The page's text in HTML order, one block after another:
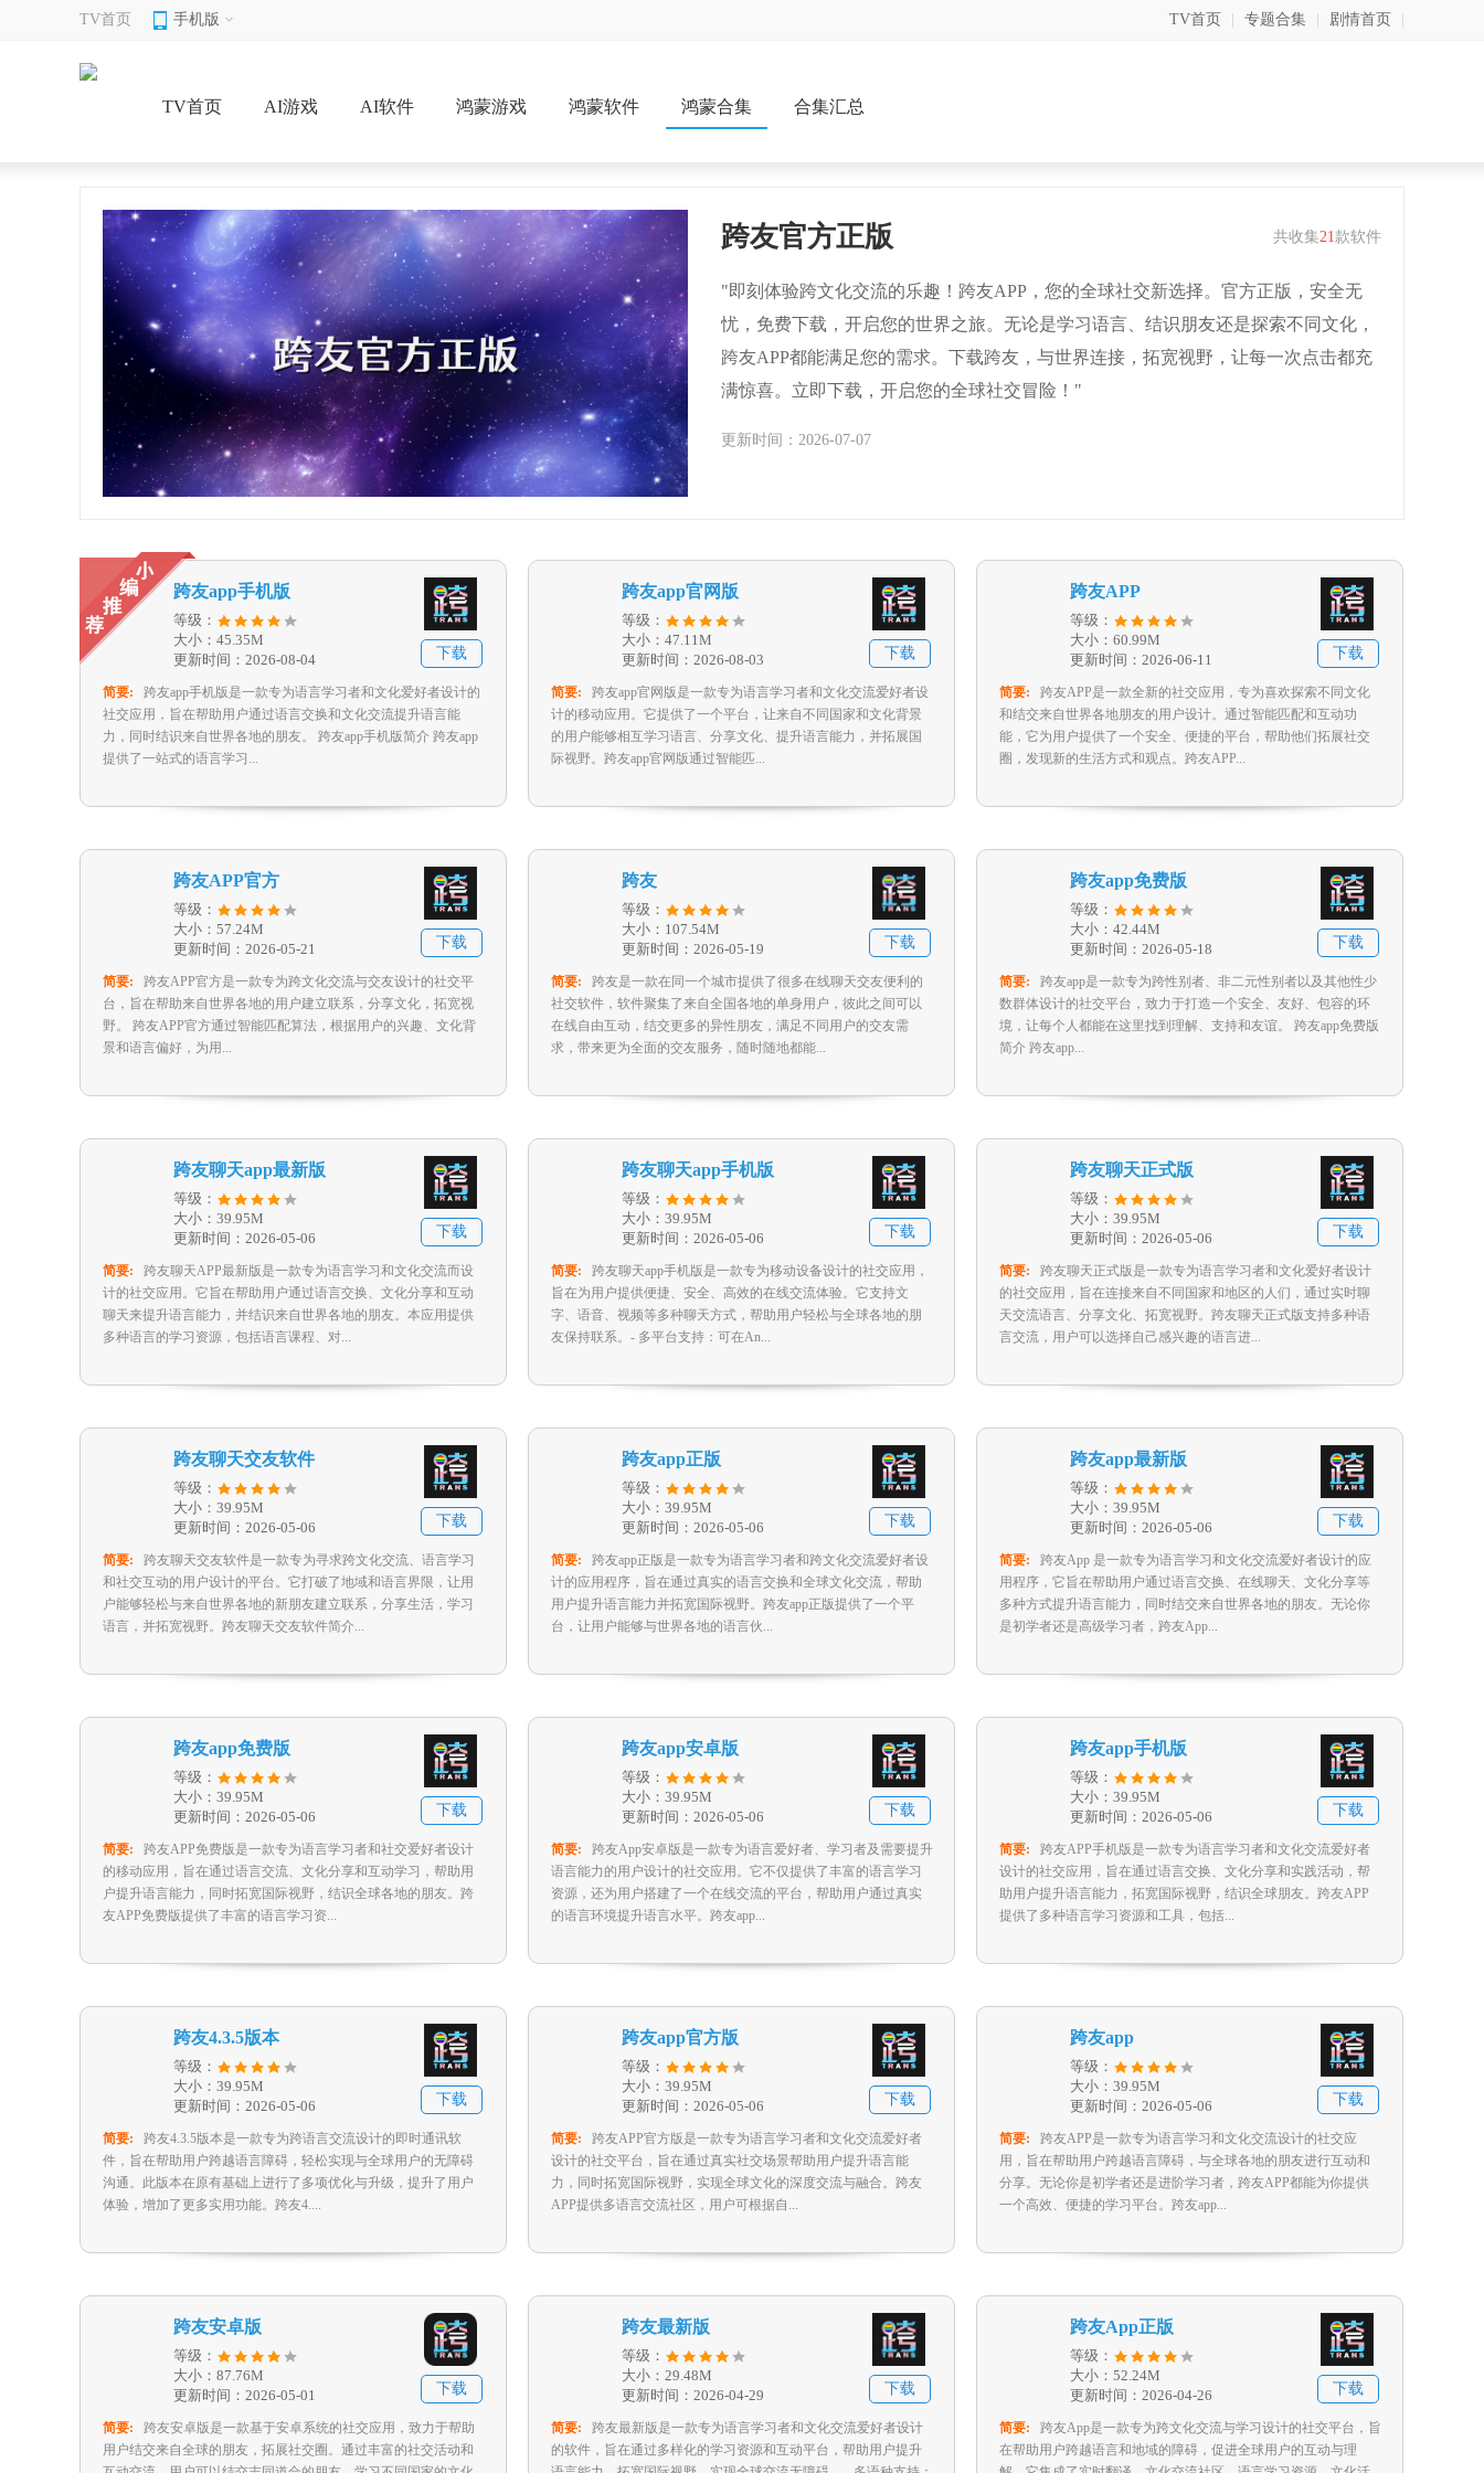
TV首页 手机版 TV首页 专题合集 剧情首页
TV首页 AI游戏 AI软件 鸿蒙游戏 鸿蒙软件 鸿蒙合集 合集汇总
共收集21款软件
跨友官方正版
"即刻体验跨文化交流的乐趣！跨友APP，您的全球社交新选择。官方正版，安全无
忧，免费下载，开启您的世界之旅。无论是学习语言、结识朋友还是探索不同文化，
跨友APP都能满足您的需求。下载跨友，与世界连接，拓宽视野，让每一次点击都充
满惊喜。立即下载，开启您的全球社交冒险！"
更新时间：2026-07-07
跨友app手机版
等级：
大小：45.35M
更新时间：2026-08-04
下载
简要:
跨友app手机版是一款专为语言学习者和文化爱好者设计的
社交应用，旨在帮助用户通过语言交换和文化交流提升语言能
力，同时结识来自世界各地的朋友。 跨友app手机版简介 跨友app
提供了一站式的语言学习...
跨友app官网版
等级：
大小：47.11M
更新时间：2026-08-03
下载
简要:
跨友app官网版是一款专为语言学习者和文化交流爱好者设
计的移动应用。它提供了一个平台，让来自不同国家和文化背景
的用户能够相互学习语言、分享文化、提升语言能力，并拓展国
际视野。跨友app官网版通过智能匹...
跨友APP
等级：
大小：60.99M
更新时间：2026-06-11
下载
简要:
跨友APP是一款全新的社交应用，专为喜欢探索不同文化
和结交来自世界各地朋友的用户设计。通过智能匹配和互动功
能，它为用户提供了一个安全、便捷的平台，帮助他们拓展社交
圈，发现新的生活方式和观点。跨友APP...
跨友APP官方
等级：
大小：57.24M
更新时间：2026-05-21
下载
简要:
跨友APP官方是一款专为跨文化交流与交友设计的社交平
台，旨在帮助来自世界各地的用户建立联系，分享文化，拓宽视
野。 跨友APP官方通过智能匹配算法，根据用户的兴趣、文化背
景和语言偏好，为用...
跨友
等级：
大小：107.54M
更新时间：2026-05-19
下载
简要:
跨友是一款在同一个城市提供了很多在线聊天交友便利的
社交软件，软件聚集了来自全国各地的单身用户，彼此之间可以
在线自由互动，结交更多的异性朋友，满足不同用户的交友需
求，带来更为全面的交友服务，随时随地都能...
跨友app免费版
等级：
大小：42.44M
更新时间：2026-05-18
下载
简要:
跨友app是一款专为跨性别者、非二元性别者以及其他性少
数群体设计的社交平台，致力于打造一个安全、友好、包容的环
境，让每个人都能在这里找到理解、支持和友谊。 跨友app免费版
简介 跨友app...
跨友聊天app最新版
等级：
大小：39.95M
更新时间：2026-05-06
下载
简要:
跨友聊天APP最新版是一款专为语言学习和文化交流而设
计的社交应用。它旨在帮助用户通过语言交换、文化分享和互动
聊天来提升语言能力，并结识来自世界各地的朋友。本应用提供
多种语言的学习资源，包括语言课程、对...
跨友聊天app手机版
等级：
大小：39.95M
更新时间：2026-05-06
下载
简要:
跨友聊天app手机版是一款专为移动设备设计的社交应用，
旨在为用户提供便捷、安全、高效的在线交流体验。它支持文
字、语音、视频等多种聊天方式，帮助用户轻松与全球各地的朋
友保持联系。- 多平台支持：可在An...
跨友聊天正式版
等级：
大小：39.95M
更新时间：2026-05-06
下载
简要:
跨友聊天正式版是一款专为语言学习者和文化爱好者设计
的社交应用，旨在连接来自不同国家和地区的人们，通过实时聊
天交流语言、分享文化、拓宽视野。跨友聊天正式版支持多种语
言交流，用户可以选择自己感兴趣的语言进...
跨友聊天交友软件
等级：
大小：39.95M
更新时间：2026-05-06
下载
简要:
跨友聊天交友软件是一款专为寻求跨文化交流、语言学习
和社交互动的用户设计的平台。它打破了地域和语言界限，让用
户能够轻松与来自世界各地的新朋友建立联系，分享生活，学习
语言，并拓宽视野。跨友聊天交友软件简介...
跨友app正版
等级：
大小：39.95M
更新时间：2026-05-06
下载
简要:
跨友app正版是一款专为语言学习者和跨文化交流爱好者设
计的应用程序，旨在通过真实的语言交换和全球文化交流，帮助
用户提升语言能力并拓宽国际视野。跨友app正版提供了一个平
台，让用户能够与世界各地的语言伙...
跨友app最新版
等级：
大小：39.95M
更新时间：2026-05-06
下载
简要:
跨友App 是一款专为语言学习和文化交流爱好者设计的应
用程序，它旨在帮助用户通过语言交换、在线聊天、文化分享等
多种方式提升语言能力，同时结交来自世界各地的朋友。无论你
是初学者还是高级学习者，跨友App...
跨友app免费版
等级：
大小：39.95M
更新时间：2026-05-06
下载
简要:
跨友APP免费版是一款专为语言学习者和社交爱好者设计
的移动应用，旨在通过语言交流、文化分享和互动学习，帮助用
户提升语言能力，同时拓宽国际视野，结识全球各地的朋友。跨
友APP免费版提供了丰富的语言学习资...
跨友app安卓版
等级：
大小：39.95M
更新时间：2026-05-06
下载
简要:
跨友App安卓版是一款专为语言爱好者、学习者及需要提升
语言能力的用户设计的社交应用。它不仅提供了丰富的语言学习
资源，还为用户搭建了一个在线交流的平台，帮助用户通过真实
的语言环境提升语言水平。跨友app...
跨友app手机版
等级：
大小：39.95M
更新时间：2026-05-06
下载
简要:
跨友APP手机版是一款专为语言学习者和文化交流爱好者
设计的社交应用，旨在通过语言交换、文化分享和实践活动，帮
助用户提升语言能力，拓宽国际视野，结识全球朋友。跨友APP
提供了多种语言学习资源和工具，包括...
跨友4.3.5版本
等级：
大小：39.95M
更新时间：2026-05-06
下载
简要:
跨友4.3.5版本是一款专为跨语言交流设计的即时通讯软
件，旨在帮助用户跨越语言障碍，轻松实现与全球用户的无障碍
沟通。此版本在原有基础上进行了多项优化与升级，提升了用户
体验，增加了更多实用功能。跨友4....
跨友app官方版
等级：
大小：39.95M
更新时间：2026-05-06
下载
简要:
跨友APP官方版是一款专为语言学习者和文化交流爱好者
设计的社交平台，旨在通过真实社交场景帮助用户提升语言能
力，同时拓宽国际视野，实现全球文化的深度交流与融合。跨友
APP提供多语言交流社区，用户可根据自...
跨友app
等级：
大小：39.95M
更新时间：2026-05-06
下载
简要:
跨友APP是一款专为语言学习和文化交流设计的社交应
用，旨在帮助用户跨越语言障碍，与全球各地的朋友进行互动和
分享。无论你是初学者还是进阶学习者，跨友APP都能为你提供
一个高效、便捷的学习平台。跨友app...
跨友安卓版
等级：
大小：87.76M
更新时间：2026-05-01
下载
简要:
跨友安卓版是一款基于安卓系统的社交应用，致力于帮助
用户结交来自全球的朋友，拓展社交圈。通过丰富的社交活动和
跨友最新版
等级：
大小：29.48M
更新时间：2026-04-29
下载
简要:
跨友最新版是一款专为语言学习者和文化交流爱好者设计
的软件，旨在通过多样化的学习资源和互动平台，帮助用户提升
跨友App正版
等级：
大小：52.24M
更新时间：2026-04-26
下载
简要:
跨友App是一款专为跨文化交流与学习设计的社交平台，旨
在帮助用户跨越语言和地域的障碍，促进全球用户的互动与理